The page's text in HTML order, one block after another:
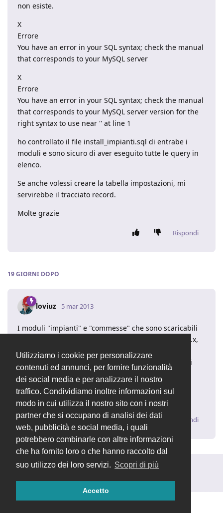
Utilizziamo i cookie per personalizzare
contenuti ed annunci, per fornire funzionalità
dei social media e per analizzare il nostro
traffico. Condividiamo inoltre informazioni sul
modo in cui utilizza il nostro sito con i nostri
partner che si occupano di analisi dei dati
web, pubblicità e social media, i quali
potrebbero combinarle con altre informazioni
che ha fornito loro o che hanno raccolto dal
suo utilizzo dei loro servizi. Scopri di più
Accetto
non esiste.
X
Errore
You have an error in your SQL syntax; check the manual
that corresponds to your MySQL server
X
Errore
You have an error in your SQL syntax; check the manual
that corresponds to your MySQL server version for the
right syntax to use near '' at line 1
ho controllato il file install_impianti.sql di entrabe i
moduli e sono sicuro di aver eseguito tutte le query in
elenco.
Se anche volessi creare la tabella impostazioni, mi
servirebbe il tracciato record.
Molte grazie
Rispondi
19 GIORNI DOPO
loviuz 5 mar 2013
I moduli "impianti" e "commesse" che sono scaricabili
in formato zip non sono compatibili con le release 1.x,
non ancora. Le commesse sono state rinominate in
"Preventivi" ed hanno funzionalità in più, mentre gli
impianti sono diventati impianti generici, il modulo
originale era solo per caldaie e cose idrauliche...
Fabio Lovato - Fondatore di OpenSTAManager
Rispondi
Rispondi alla discussione...